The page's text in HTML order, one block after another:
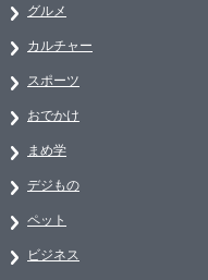
グルメ
カルチャー
スポーツ
おでかけ
まめ学
デジもの
ペット
ビジネス